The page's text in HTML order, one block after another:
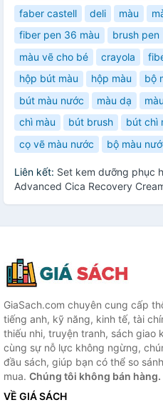
faber castell
deli màu
fiber pen 36 màu
brush pen
màu vẽ cho bé
crayola
hộp bút màu
hộp màu bộ
bút màu nước
màu dạ
chì màu
bút brush bút chì
cọ vẽ màu nước
bộ màu
Liên kết: Set kem dưỡng phục
Advanced Cica Recovery
GiaSach.com chuyên cung cấp
tiếng anh, kỹ năng, kinh tế, tài
thiếu nhi, truyện tranh, sách giao
cùng sự nỗ lực không ngừng,
đầu sách, giúp bạn có thể so
mua. Chúng tôi không bán hàng.
VỀ GIÁ SÁCH